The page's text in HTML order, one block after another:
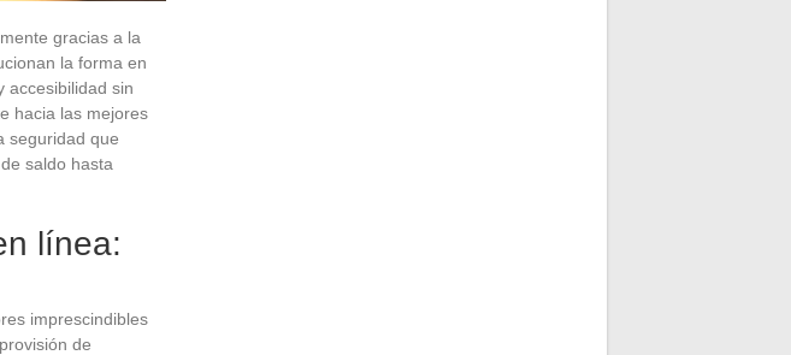
gracias a la
la forma en
accesibilidad sin
hacia las mejores
seguridad que
saldo hasta
línea:
imprescindibles
de